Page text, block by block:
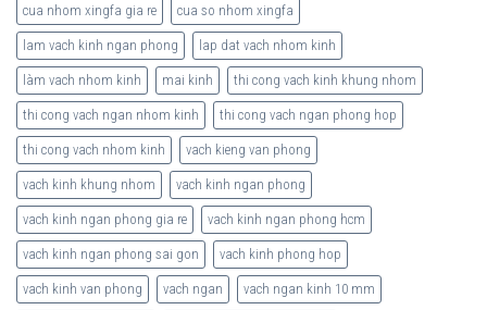
cua nhom xingfa gia re cua so nhom xingfa
lam vach kinh ngan phong lap dat vach nhom kinh
làm vach nhom kinh mai kinh thi cong vach kinh khung nhom
thi cong vach ngan nhom kinh thi cong vach ngan phong hop
thi cong vach nhom kinh vach kieng van phong
vach kinh khung nhom vach kinh ngan phong
vach kinh ngan phong gia re vach kinh ngan phong hcm
vach kinh ngan phong sai gon vach kinh phong hop
vach kinh van phong vach ngan vach ngan kinh 10 mm